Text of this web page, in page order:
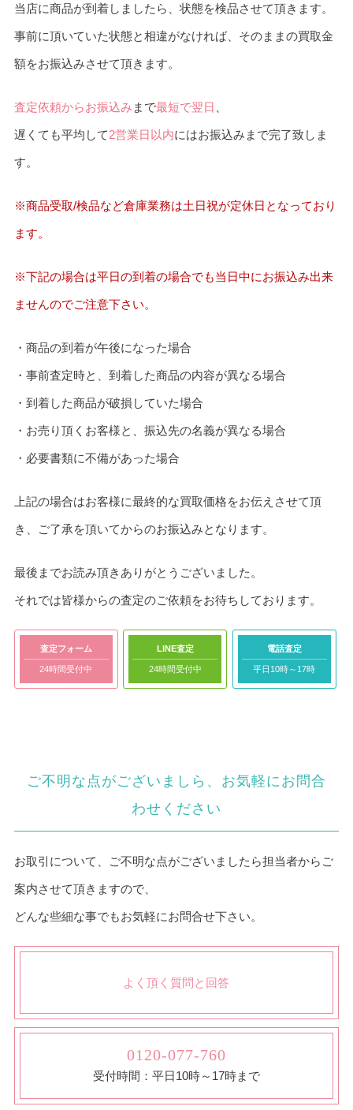
当店に商品が到着しましたら、状態を検品させて頂きます。
事前に頂いていた状態と相違がなければ、そのままの買取金
額をお振込みさせて頂きます。
査定依頼からお振込み まで最短で翌日
遅くても平均して2営業日以内にはお振込みまで完了致しま
す。
※商品受取/検品など倉庫業務は土日祝が定休日となっており
ます。
※下記の場合は平日の到着の場合でも当日中にお振込み出来
ませんのでご注意下さい。
・商品の到着が午後になった場合
・事前査定時と、到着した商品の内容が異なる場合
・到着した商品が破損していた場合
・お売り頂くお客様と、振込先の名義が異なる場合
・必要書類に不備があった場合
上記の場合はお客様に最終的な買取価格をお伝えさせて頂
き、ご了承を頂いてからのお振込みとなります。
最後までお読み頂きありがとうございました。
それでは皆様からの査定のご依頼をお待ちしております。
査定フォーム
24時間受付中
LINE査定
24時間受付中
電話査定
平日10時～17時
ご不明な点がございましら、お気軽にお問合
わせください
お取引について、ご不明な点がございましたら担当者からご
案内させて頂きますので、
どんな些細な事でもお気軽にお問合せ下さい。
よく頂く質問と回答
0120-077-760
受付時間：平日10時～17時まで